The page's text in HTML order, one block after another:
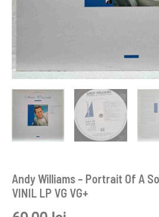
Andy Williams – Portrait Of A
VINIL LP VG VG+
VG+